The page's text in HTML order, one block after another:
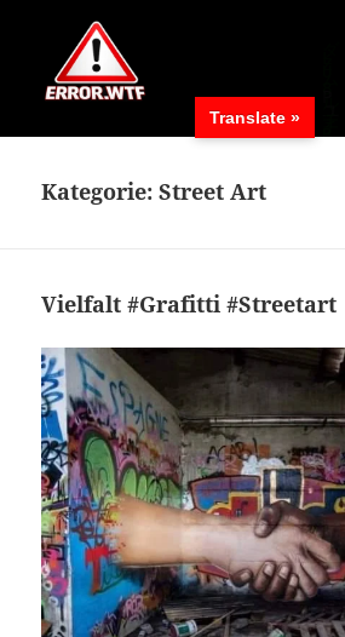
Kategorie:Street Art
Vielfalt #Grafitti #Streetart
Translate »